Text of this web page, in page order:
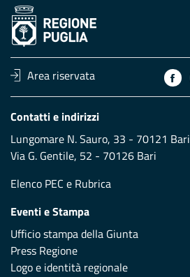
Area riservata
Contatti e indirizzi
Lungomare N. Sauro, 33 - 70121 Bari
Via G. Gentile, 52 - 70126 Bari
Elenco PEC e Rubrica
Eventi e Stampa
Ufficio stampa della Giunta
Press Regione
Logo e identità regionale